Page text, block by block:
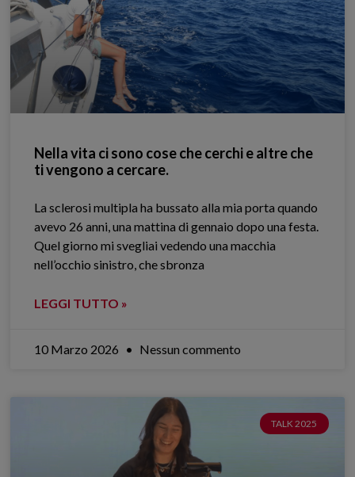
Nella vita ci sono cose che cerchi e altre che
ti vengono a cercare.
La sclerosi multipla ha bussato alla mia porta quando
avevo 26 anni, una mattina di gennaio dopo una festa.
Quel giorno mi svegliai vedendo una macchia
nell’occhio sinistro, che sbronza
LEGGI TUTTO »
10 Marzo 2026 Nessun commento
TALK 2025